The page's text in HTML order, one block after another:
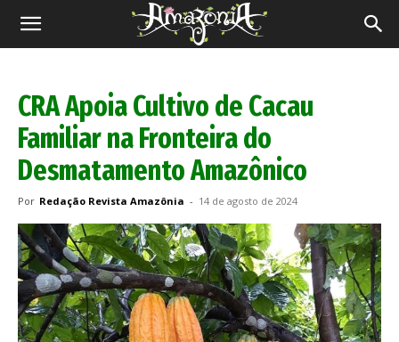
Revista
CRA Apoia Cultivo de Cacau
Familiar na Fronteira do
Desmatamento Amazônico
Por Redação Revista Amazônia - 14 de agosto de 2024